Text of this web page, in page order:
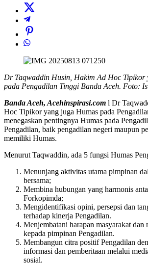
Dr Taqwaddin Husin, Hakim Ad Hoc Tipikor
pada Pengadilan Tinggi Banda Aceh. Foto:
Banda Aceh, Acehinspirasi.com l Dr
Hoc Tipikor yang juga Humas pada
menegaskan pentingnya Humas pada
Pengadilan, baik pengadilan negeri maupun
memiliki Humas.
Menurut Taqwaddin, ada 5 fungsi Humas
Menunjang aktivitas utama pimpinan
bersama;
Membina hubungan yang harmonis
Forkopimda;
Mengidentifikasi opini, persepsi dan
terhadap kinerja Pengadilan.
Menjembatani harapan masyarakat dan
kepada pimpinan Pengadilan.
Membangun citra positif Pengadilan
informasi dan pemberitaan melalui
sosial.